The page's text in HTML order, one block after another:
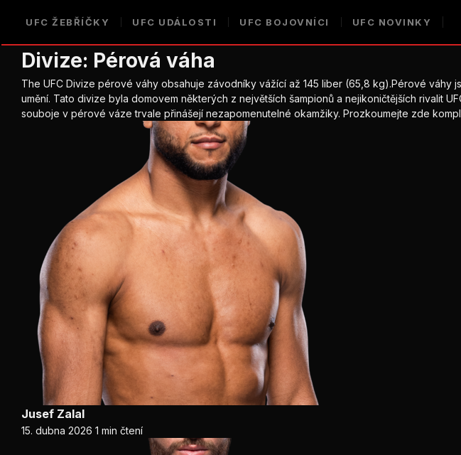
UFC ŽEBŘÍČKY UFC UDÁLOSTI UFC BOJOVNÍCI UFC NOVINKY
Divize: Pérová váha
The UFC Divize pérové váhy obsahuje závodníky vážící až 145 liber (65,8 kg).Pérové váhy
umění. Tato divize byla domovem některých z největších šampionů a nejikoničtějších rivalit
souboje v pérové váze trvale přinášejí nezapomenutelné okamžiky. Prozkoumejte zde
Jusef Zalal
15. dubna 2026 1 min čtení